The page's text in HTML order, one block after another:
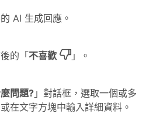
AI 生成回應。
的「不喜歡 」。
問題? 」對話框，選取一個或多
在文字方塊中輸入詳細資料。